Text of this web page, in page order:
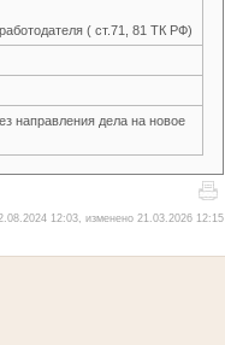
( ст.71, 81 ТК РФ)
направления дела на новое
12:03, изменено 21.03.2026 12:15